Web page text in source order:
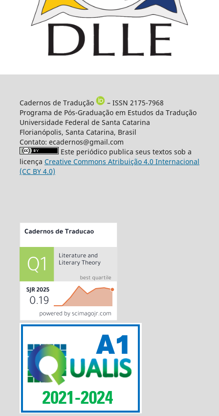
Cadernos de Tradução
– ISSN 2175-7968
Programa de Pós-Graduação em Estudos da Tradução
Universidade Federal de Santa Catarina
Florianópolis, Santa Catarina, Brasil
Contato: ecadernos@gmail.com
Este periódico publica seus textos sob a
licença Creative Commons Atribuição 4.0 Internacional
(CC BY 4.0)